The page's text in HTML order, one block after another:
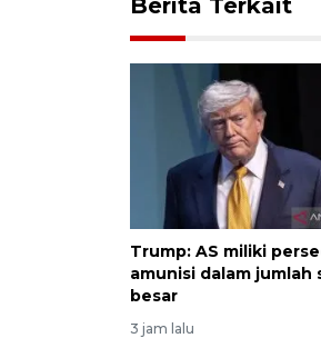
Trump: AS miliki
amunisi dalam jumlah
besar
3 jam lalu